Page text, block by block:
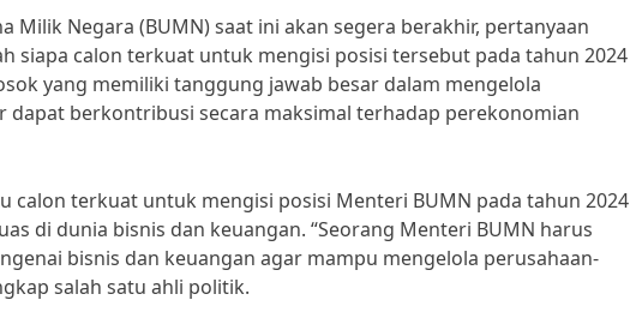
Milik Negara (BUMN) saat ini akan segera berakhir, pertanyaan
siapa calon terkuat untuk mengisi posisi tersebut pada tahun 2024
yang memiliki tanggung jawab besar dalam mengelola
dapat berkontribusi secara maksimal terhadap perekonomian
calon terkuat untuk mengisi posisi Menteri BUMN pada tahun 2024
di dunia bisnis dan keuangan. “Seorang Menteri BUMN harus
bisnis dan keuangan agar mampu mengelola perusahaan-
salah satu ahli politik.